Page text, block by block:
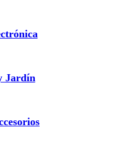
Jardín